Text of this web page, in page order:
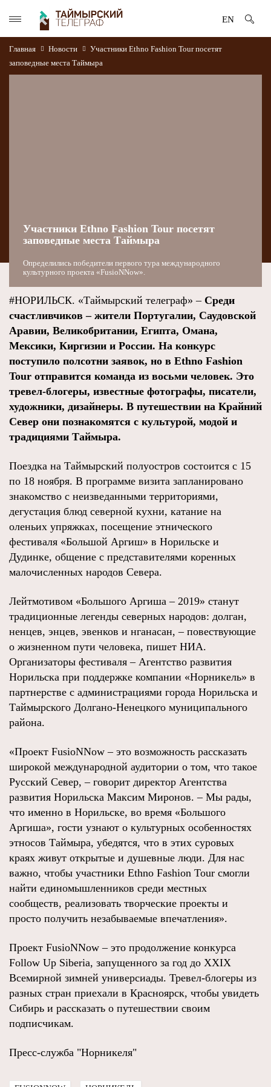
EN
Главная Новости
Участники Ethno Fashion Tour посетят
заповедные места Таймыра
Участники Ethno Fashion Tour посетят
заповедные места Таймыра
Определились победители первого тура международного
культурного проекта «FusioNNow».
#НОРИЛЬСК. «Таймырский телеграф» – Среди
счастливчиков – жители Португалии, Саудовской
Аравии, Великобритании, Египта, Омана,
Мексики, Киргизии и России. На конкурс
поступило полсотни заявок, но в Ethno Fashion
Tour отправится команда из восьми человек. Это
тревел-блогеры, известные фотографы, писатели,
художники, дизайнеры. В путешествии на Крайний
Север они познакомятся с культурой, модой и
традициями Таймыра.
Поездка на Таймырский полуостров состоится с 15
по 18 ноября. В программе визита запланировано
знакомство с неизведанными территориями,
дегустация блюд северной кухни, катание на
оленьих упряжках, посещение этнического
фестиваля «Большой Аргиш» в Норильске и
Дудинке, общение с представителями коренных
малочисленных народов Севера.
Лейтмотивом «Большого Аргиша – 2019» станут
традиционные легенды северных народов: долган,
ненцев, энцев, эвенков и нганасан, – повествующие
о жизненном пути человека, пишет НИА.
Организаторы фестиваля – Агентство развития
Норильска при поддержке компании «Норникель» в
партнерстве с администрациями города Норильска и
Таймырского Долгано-Ненецкого муниципального
района.
«Проект FusioNNow – это возможность рассказать
широкой международной аудитории о том, что такое
Русский Север, – говорит директор Агентства
развития Норильска Максим Миронов. – Мы рады,
что именно в Норильске, во время «Большого
Аргиша», гости узнают о культурных особенностях
этносов Таймыра, убедятся, что в этих суровых
краях живут открытые и душевные люди. Для нас
важно, чтобы участники Ethno Fashion Tour смогли
найти единомышленников среди местных
сообществ, реализовать творческие проекты и
просто получить незабываемые впечатления».
Проект FusioNNow – это продолжение конкурса
Follow Up Siberia, запущенного за год до XXIX
Всемирной зимней универсиады. Тревел-блогеры из
разных стран приехали в Красноярск, чтобы увидеть
Сибирь и рассказать о путешествии своим
подписчикам.
Пресс-служба "Норникеля"